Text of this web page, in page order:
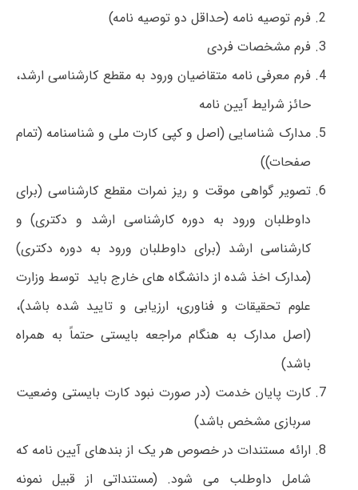
فرم توصیه نامه (حداقل دو توصیه نامه)
فرم مشخصات فردی
فرم معرفی نامه متقاضیان ورود به مقطع کارشناسی ارشد،
حائز شرایط آیین نامه
مدارک شناسایی (اصل و کپی کارت ملی و شناسنامه (تمام
صفحات))
تصویر گواهی موقت و ریز نمرات مقطع کارشناسی (برای
داوطلبان ورود به دوره کارشناسی ارشد و دکتری) و
کارشناسی ارشد (برای داوطلبان ورود به دوره دکتری)
(مدارک اخذ شده از دانشگاه های خارج باید توسط وزارت
علوم تحقیقات و فناوری، ارزیابی و تایید شده باشد)،
(اصل مدارک به هنگام مراجعه بایستی حتماً به همراه
باشد)
کارت پایان خدمت (در صورت نبود کارت بایستی وضعیت
سربازی مشخص باشد)
ارائه مستندات در خصوص هر یک از بندهای آیین نامه که
شامل داوطلب می شود. (مستنداتی از قبیل نمونه